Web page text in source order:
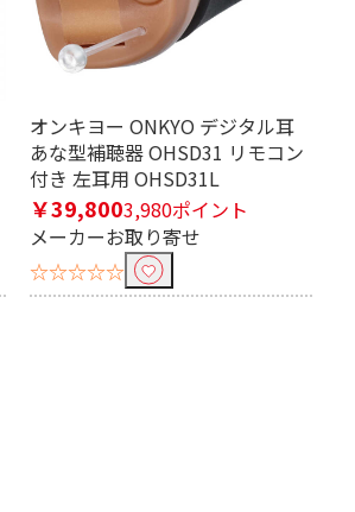
オンキヨー ONKYO デジタル耳
あな型補聴器 OHSD31 リモコン
付き 左耳用 OHSD31L
￥39,8003,980ポイント
メーカーお取り寄せ
☆☆☆☆☆